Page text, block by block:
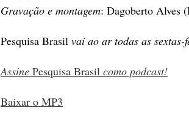
Gravação e montagem: Dagoberto Alves
Pesquisa Brasil vai ao ar todas as
Assine Pesquisa Brasil como podcast!
Baixar o MP3